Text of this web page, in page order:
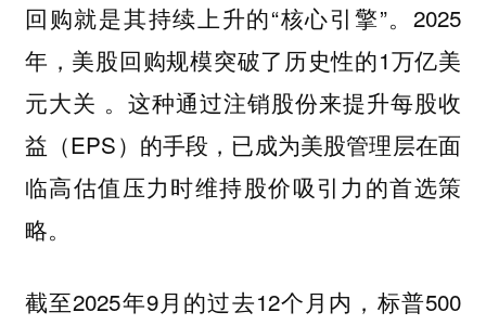
回购就是其持续上升的“核心引擎”。2025
年，美股回购规模突破了历史性的1万亿美
元大关 。这种通过注销股份来提升每股收
益（EPS）的手段，已成为美股管理层在面
临高估值压力时维持股价吸引力的首选策
略。
截至2025年9月的过去12个月内，标普500